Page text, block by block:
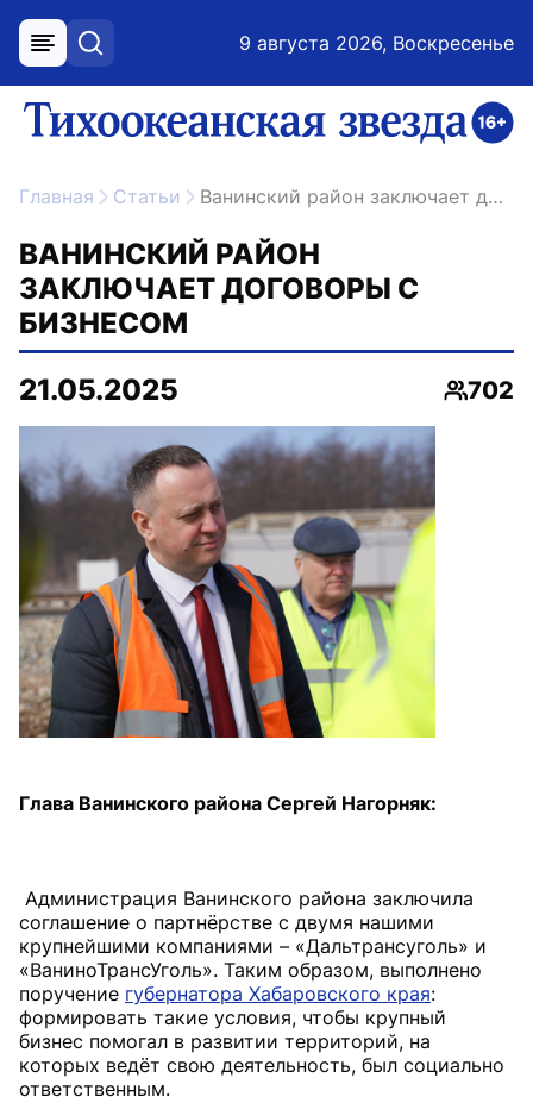
меню поиск 9 августа 2026, Воскресенье
ссылка на главную
Главная Статьи Ванинский район заключает договоры с бизнесом
ВАНИНСКИЙ РАЙОН
ЗАКЛЮЧАЕТ ДОГОВОРЫ С
БИЗНЕСОМ
21.05.2025
702
Глава Ванинского района Сергей Нагорняк:
Администрация Ванинского района заключила
соглашение о партнёрстве с двумя нашими
крупнейшими компаниями – «Дальтрансуголь» и
«ВаниноТрансУголь». Таким образом, выполнено
поручение губернатора Хабаровского края:
формировать такие условия, чтобы крупный
бизнес помогал в развитии территорий, на
которых ведёт свою деятельность, был социально
ответственным.